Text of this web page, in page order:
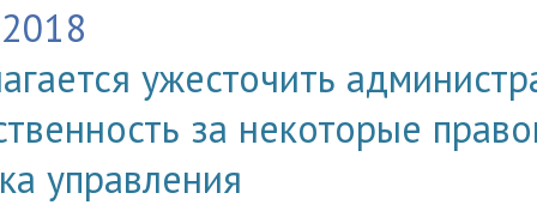
ужесточить
за некоторые
управления